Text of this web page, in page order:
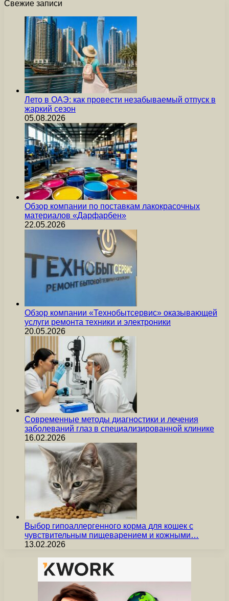
Свежие записи
Лето в ОАЭ: как провести незабываемый отпуск в
жаркий сезон
05.08.2026
Обзор компании по поставкам лакокрасочных
материалов «Дарфарбен»
22.05.2026
Обзор компании «Технобытсервис» оказывающей
услуги ремонта техники и электроники
20.05.2026
Современные методы диагностики и лечения
заболеваний глаз в специализированной клинике
16.02.2026
Выбор гипоаллергенного корма для кошек с
чувствительным пищеварением и кожными…
13.02.2026